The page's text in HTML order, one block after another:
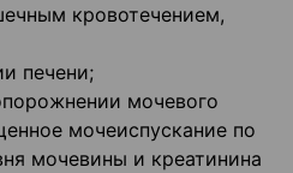
кровотечением,
печени;
мочевого
мочеиспускание по
мочевины и креатинина